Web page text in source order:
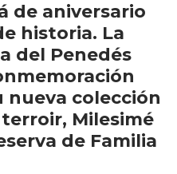
de aniversario
historia. La
del Penedés
colección
Milesimé
de Familia